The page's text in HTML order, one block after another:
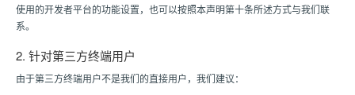
使用的开发者平台的功能设置，也可以按照本声明第十条所述方式与我们联
系。
2. 针对第三方终端用户
由于第三方终端用户不是我们的直接用户，我们建议：